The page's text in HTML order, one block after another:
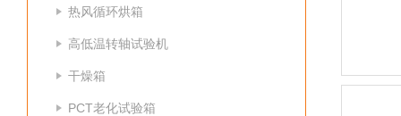
热风循环烘箱
高低温转轴试验机
干燥箱
PCT老化试验箱